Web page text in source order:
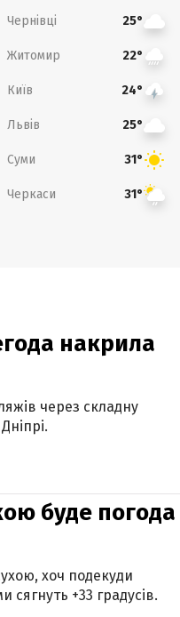
Чернівці 25°
Житомир 22°
Київ 24°
Львів 25°
Суми 31°
Черкаси 31°
накрила
через складну
буде погода
хоч подекуди
сягнуть +33 градусів.